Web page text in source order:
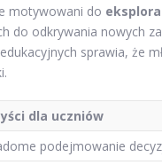
motywowani do
do odkrywania nowych
sprawia, że
dla uczniów
podejmowanie